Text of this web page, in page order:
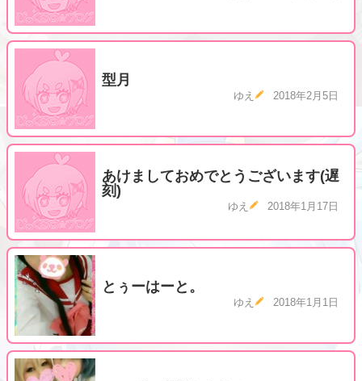
型月
ゆえ 2018年2月5日
あけましておめでとうございます(遅
刻)
ゆえ 2018年1月17日
とぅーはーと。
ゆえ 2018年1月1日